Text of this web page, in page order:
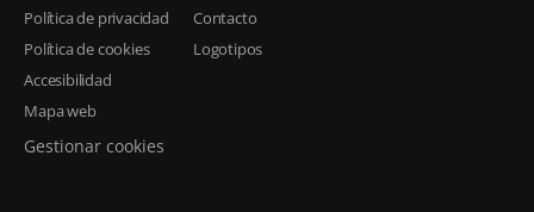
Política de privacidad
Política de cookies
Accesibilidad
Mapa web
Gestionar cookies
Contacto
Logotipos